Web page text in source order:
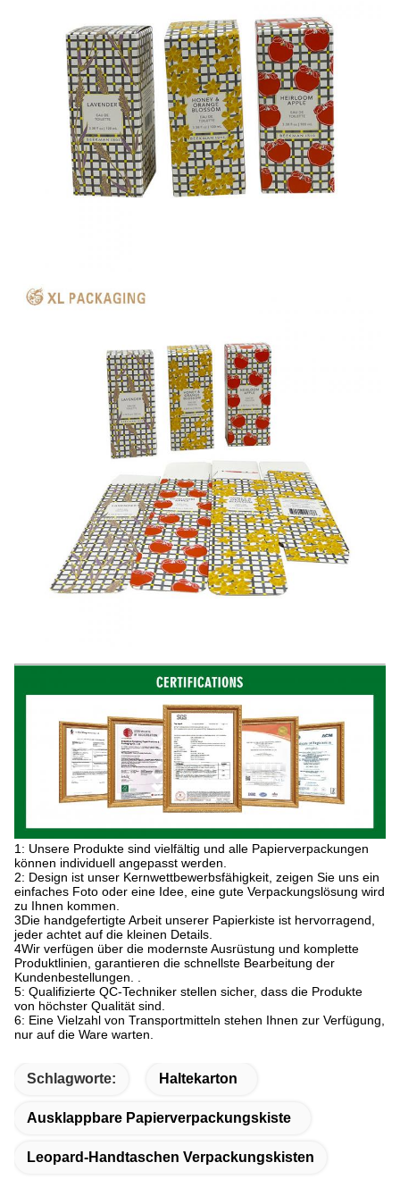
1: Unsere Produkte sind vielfältig und alle Papierverpackungen
können individuell angepasst werden.
2: Design ist unser Kernwettbewerbsfähigkeit, zeigen Sie uns ein
einfaches Foto oder eine Idee, eine gute Verpackungslösung wird
zu Ihnen kommen.
3Die handgefertigte Arbeit unserer Papierkiste ist hervorragend,
jeder achtet auf die kleinen Details.
4Wir verfügen über die modernste Ausrüstung und komplette
Produktlinien, garantieren die schnellste Bearbeitung der
Kundenbestellungen. .
5: Qualifizierte QC-Techniker stellen sicher, dass die Produkte
von höchster Qualität sind.
6: Eine Vielzahl von Transportmitteln stehen Ihnen zur Verfügung,
nur auf die Ware warten.
Schlagworte: Haltekarton
Ausklappbare Papierverpackungskiste
Leopard-Handtaschen Verpackungskisten